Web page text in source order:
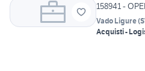
158941 -
Vado Ligure(
Acquisti -